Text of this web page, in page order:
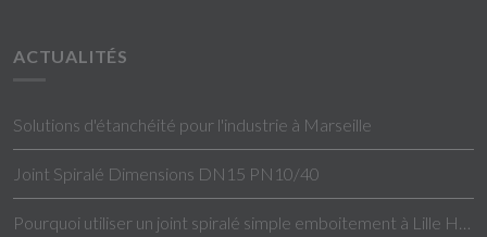
ACTUALITÉS
Solutions d'étanchéité pour l'industrie à Marseille
Joint Spiralé Dimensions DN15 PN10/40